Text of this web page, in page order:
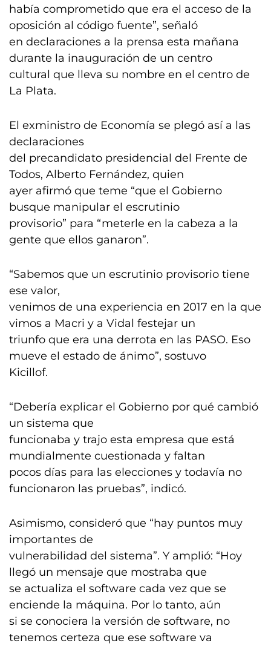
había comprometido que era el acceso de la
oposición al código fuente”, señaló
en declaraciones a la prensa esta mañana
durante la inauguración de un centro
cultural que lleva su nombre en el centro de
La Plata.
El exministro de Economía se plegó así a las
declaraciones
del precandidato presidencial del Frente de
Todos, Alberto Fernández, quien
ayer afirmó que teme “que el Gobierno
busque manipular el escrutinio
provisorio” para “meterle en la cabeza a la
gente que ellos ganaron”.
“Sabemos que un escrutinio provisorio tiene
ese valor,
venimos de una experiencia en 2017 en la que
vimos a Macri y a Vidal festejar un
triunfo que era una derrota en las PASO. Eso
mueve el estado de ánimo”, sostuvo
Kicillof.
“Debería explicar el Gobierno por qué cambió
un sistema que
funcionaba y trajo esta empresa que está
mundialmente cuestionada y faltan
pocos días para las elecciones y todavía no
funcionaron las pruebas”, indicó.
Asimismo, consideró que “hay puntos muy
importantes de
vulnerabilidad del sistema”. Y amplió: “Hoy
llegó un mensaje que mostraba que
se actualiza el software cada vez que se
enciende la máquina. Por lo tanto, aún
si se conociera la versión de software, no
tenemos certeza que ese software va